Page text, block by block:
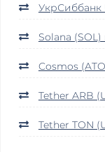
УкрСиббанк
Solana (SOL)
Cosmos
Tether ARB
Tether TON